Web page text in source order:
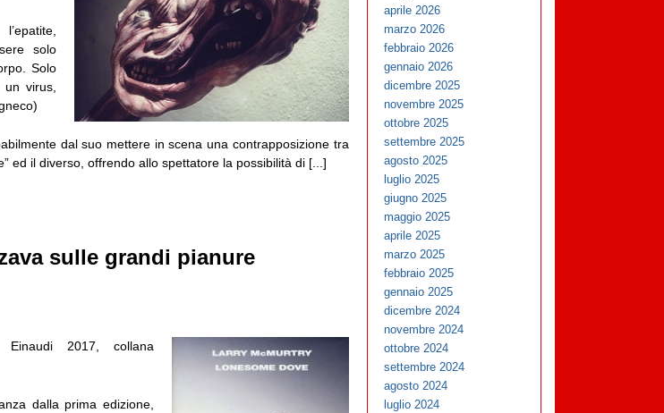
solo
Solo
virus,
dal suo mettere in scena una contrapposizione tra
ed il diverso, offrendo allo spettatore la possibilità di [...]
sulle grandi pianure
Einaudi 2017, collana
dalla prima edizione,
aprile 2026
marzo 2026
febbraio 2026
gennaio 2026
dicembre 2025
novembre 2025
ottobre 2025
settembre 2025
agosto 2025
luglio 2025
giugno 2025
maggio 2025
aprile 2025
marzo 2025
febbraio 2025
gennaio 2025
dicembre 2024
novembre 2024
ottobre 2024
settembre 2024
agosto 2024
luglio 2024